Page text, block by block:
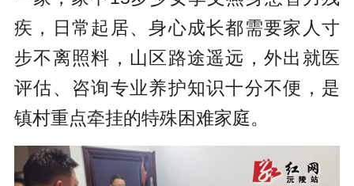
疾，日常起居、身心成长都需要家人寸
步不离照料，山区路途遥远，外出就医
评估、咨询专业养护知识十分不便，是
镇村重点牵挂的特殊困难家庭。